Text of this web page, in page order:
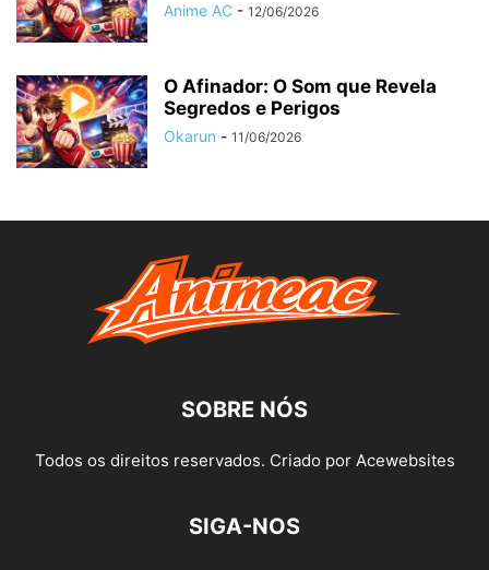
Anime AC - 12/06/2026
O Afinador: O Som que Revela
Segredos e Perigos
Okarun - 11/06/2026
SOBRE NÓS
Todos os direitos reservados. Criado por Acewebsites
SIGA-NOS